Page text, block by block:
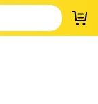
登